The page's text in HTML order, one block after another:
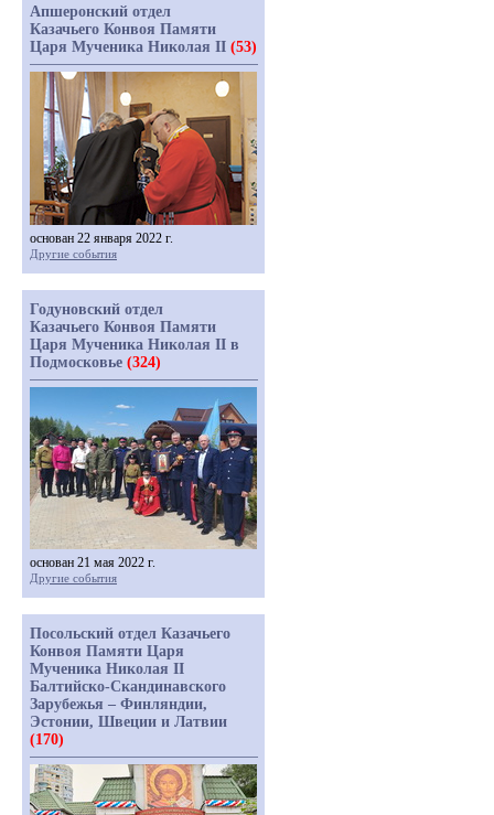
Апшеронский отдел
Казачьего Конвоя Памяти
Царя Мученика Николая II (53)
основан 22 января 2022 г.
Другие события
Годуновский отдел
Казачьего Конвоя Памяти
Царя Мученика Николая II в
Подмосковье (324)
основан 21 мая 2022 г.
Другие события
Посольский отдел Казачьего
Конвоя Памяти Царя
Мученика Николая II
Балтийско-Скандинавского
Зарубежья – Финляндии,
Эстонии, Швеции и Латвии
(170)